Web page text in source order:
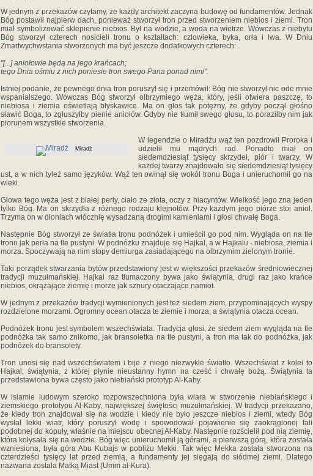
W jednym z przekazów czytamy, że każdy architekt zaczyna budowę od fundamentów. Jednak
Bóg postawił najpierw dach, ponieważ stworzył tron przed stworzeniem niebios i ziemi. Tron
miał symbolizować sklepienie niebios. Był na wodzie, a woda na wietrze. Wówczas z niebytu
Bóg stworzył czterech nosicieli tronu o kształtach: człowieka, byka, orła i lwa. W Dniu
Zmartwychwstania stworzonych ma być jeszcze dodatkowych czterech:
"[...] aniołowie będą na jego krańcach;
tego Dnia ośmiu z nich poniesie tron swego Pana ponad nimi".
Istniej podanie, że pewnego dnia tron poruszył się i przemówił: Bóg nie stworzył nic ode mnie
wspanialszego. Wówczas Bóg stworzył olbrzymiego węża, który, jeśli otwiera paszczę, to
niebiosa i ziemia oświetlają błyskawice. Ma on głos tak potężny, że gdyby począł głośno
sławić Boga, to zgłuszyłby pienie aniołów. Gdyby nie tłumił swego głosu, to poraziłby nim jak
piorunem wszystkie stworzenia.
Miradż
W legendzie o Miradżu wąż ten pozdrowił Proroka i
udzielił mu mądrych rad. Ponadto miał on
siedemdziesiąt tysięcy skrzydeł, piór i twarzy. W
każdej twarzy znajdowało się siedemdziesiąt tysięcy
ust, a w nich tyleż samo języków. Wąż ten owinął się wokół tronu Boga i unieruchomił go na
wieki.
Głowa tego węża jest z białej perły, ciało ze złota, oczy z hiacyntów. Wielkość jego zna jeden
tylko Bóg. Ma on skrzydła z różnego rodzaju klejnotów. Przy każdym jego piórze stoi anioł.
Trzyma on w dłoniach włócznię wysadzaną drogimi kamieniami i głosi chwałę Boga.
Następnie Bóg stworzył ze światła tronu podnóżek i umieścił go pod nim. Wygląda on na tle
tronu jak perła na tle pustyni. W podnóżku znajduje się Hajkal, a w Hajkalu - niebiosa, ziemia i
morza. Spoczywają na nim stopy demiurga zasiadającego na olbrzymim zielonym tronie.
Taki porządek stwarzania bytów przedstawiony jest w większości przekazów średniowiecznej
tradycji muzułmańskiej. Hajkal raz tłumaczony bywa jako świątynia, drugi raz jako krańce
niebios, okrążające ziemię i morze jak sznury otaczające namiot.
W jednym z przekazów tradycji wymienionych jest też siedem ziem, przypominających wyspy
rozdzielone morzami. Ogromny ocean otacza te ziemie i morza, a świątynia otacza ocean.
Podnóżek tronu jest symbolem wszechświata. Tradycja głosi, że siedem ziem wygląda na tle
podnóżka tak samo znikomo, jak bransoletka na tle pustyni, a tron ma tak do podnóżka, jak
podnóżek do bransolety.
Tron unosi się nad wszechświatem i bije z niego niezwykłe światło. Wszechświat z kolei to
Hajkal, świątynia, z której płynie nieustanny hymn na cześć i chwałę bożą. Świątynia ta
przedstawiona bywa często jako niebiański prototyp Al-Kaby.
W islamie ludowym szeroko rozpowszechniona była wiara w stworzenie niebiańskiego i
ziemskiego prototypu Al-Kaby, największej świętości muzułmańskiej. W tradycji przekazano,
że kiedy tron znajdował się na wodzie i kiedy nie było jeszcze niebios i ziemi, wtedy Bóg
wysłał lekki wiatr, który poruszył wodę i spowodował pojawienie się zaokrąglonej fali
podobnej do kopuły, właśnie na miejscu obecnej Al-Kaby. Następnie rozścielił pod nią ziemię,
która kołysała się na wodzie. Bóg więc unieruchomił ją górami, a pierwszą górą, która została
wzniesiona, była góra Abu Kubajs w pobliżu Mekki. Tak więc Mekka została stworzona na
czterdzieści tysięcy lat przed ziemią, a fundamenty jej sięgają do siódmej ziemi. Dlatego
nazwana została Matką Miast (Umm al-Kura).